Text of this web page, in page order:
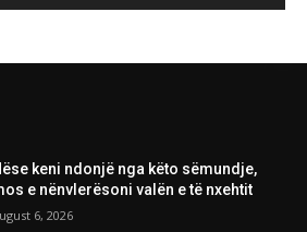
keni ndonjë nga këto sëmundje,
e nënvlerësoni valën e të nxehtit
6, 2026